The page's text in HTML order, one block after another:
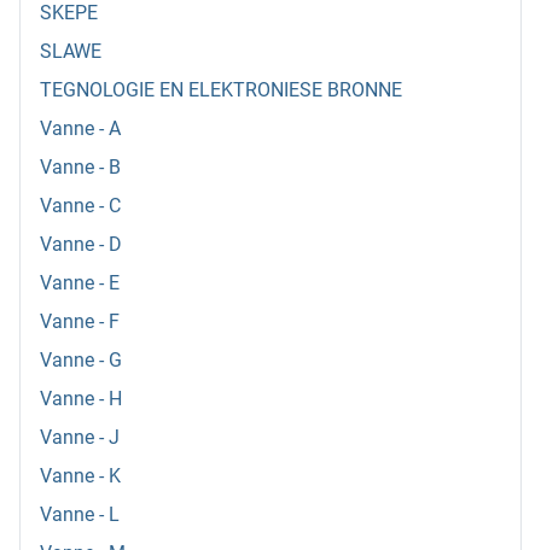
SKEPE
SLAWE
TEGNOLOGIE EN ELEKTRONIESE BRONNE
Vanne - A
Vanne - B
Vanne - C
Vanne - D
Vanne - E
Vanne - F
Vanne - G
Vanne - H
Vanne - J
Vanne - K
Vanne - L